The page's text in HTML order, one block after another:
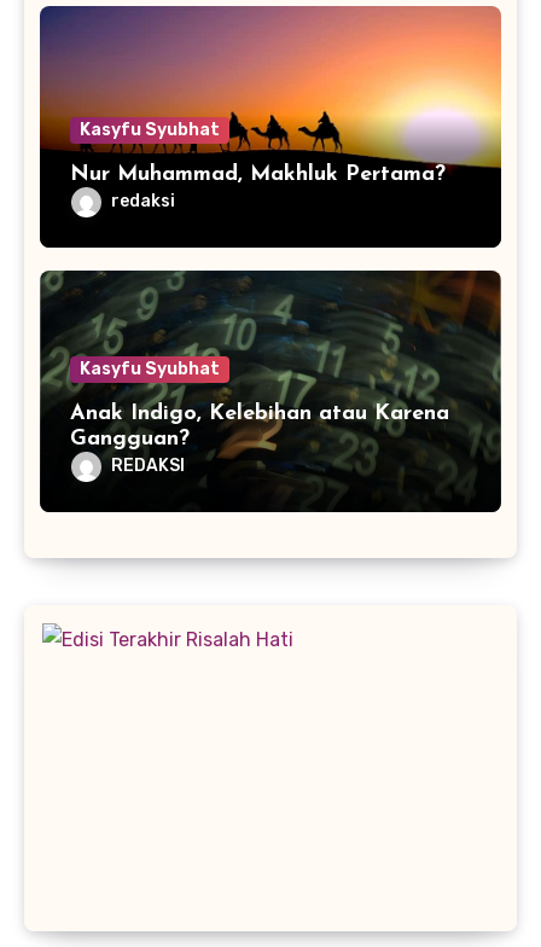
Kasyfu Syubhat
Nur Muhammad, Makhluk Pertama?
redaksi
Kasyfu Syubhat
Anak Indigo, Kelebihan atau Karena
Gangguan?
REDAKSI